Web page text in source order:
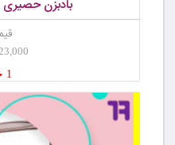
بادبزن
23,000 تومان
1 خاور